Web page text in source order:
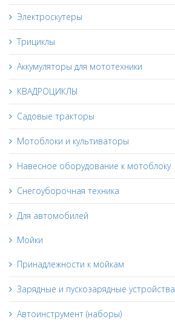
Электроскутеры
Трициклы
Аккумуляторы для мототехники
КВАДРОЦИКЛЫ
Садовые тракторы
Мотоблоки и культиваторы
Навесное оборудование к мотоблоку
Снегоуборочная техника
Для автомобилей
Мойки
Принадлежности к мойкам
Зарядные и пускозарядные устройства
Автоинструмент (наборы)